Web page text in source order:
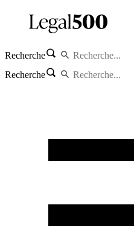
Recherche
Recherche